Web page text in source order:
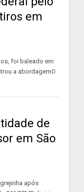
em
foi baleado em
a abordagemO
de
em São
após